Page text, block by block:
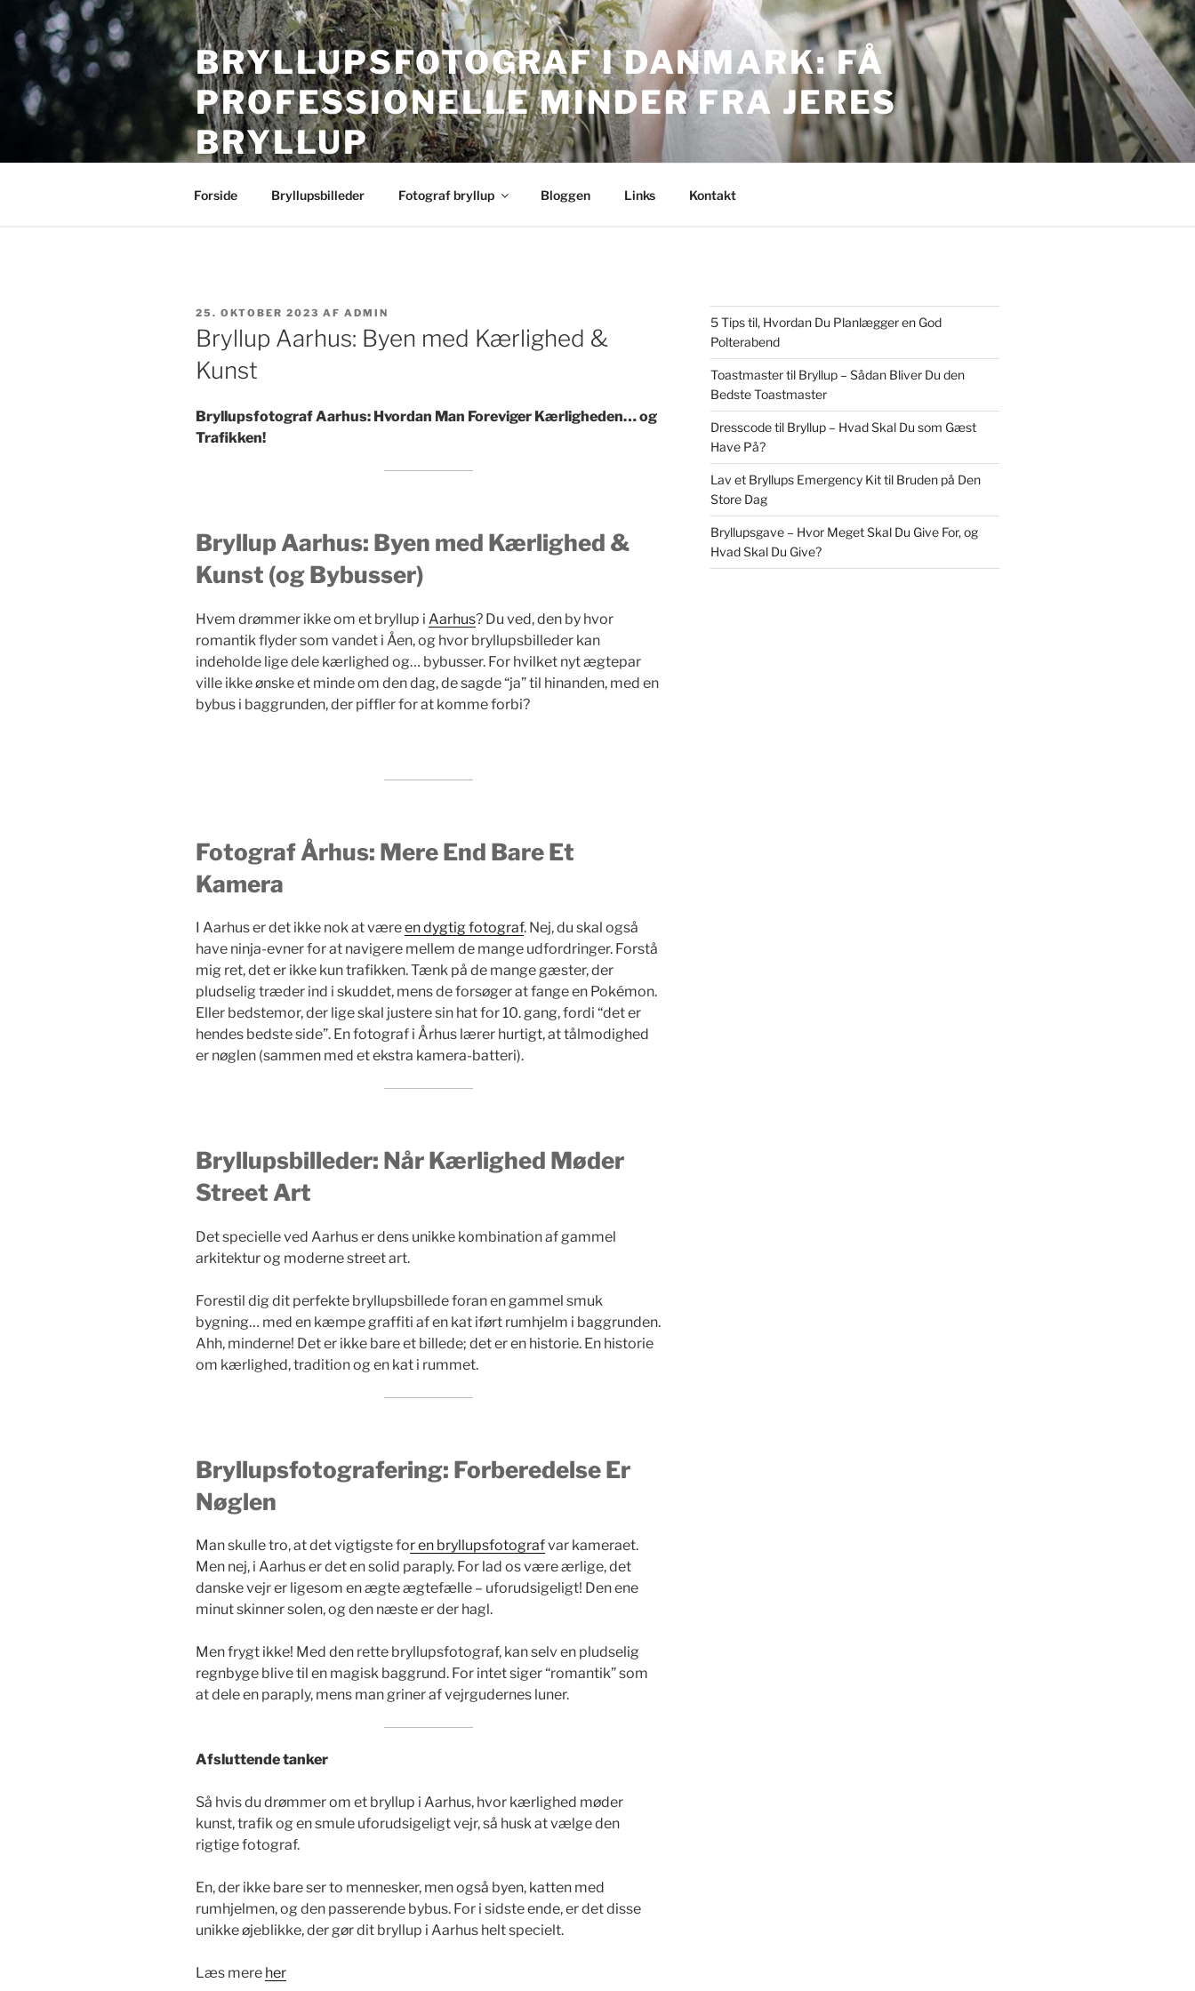
indhold
BRYLLUPSFOTOGRAF I DANMARK: FÅ
PROFESSIONELLE MINDER FRA JERES
BRYLLUP
Forside Bryllupsbilleder Fotograf bryllup Bloggen Links Kontakt
UDGIVET
DEN
25. OKTOBER 2023 AF ADMIN
Bryllup Aarhus: Byen med Kærlighed &
Kunst
Bryllupsfotograf Aarhus: Hvordan Man Foreviger Kærligheden… og
Trafikken!
Bryllup Aarhus: Byen med Kærlighed &
Kunst (og Bybusser)
Hvem drømmer ikke om et bryllup i Aarhus? Du ved, den by hvor
romantik flyder som vandet i Åen, og hvor bryllupsbilleder kan
indeholde lige dele kærlighed og… bybusser. For hvilket nyt ægtepar
ville ikke ønske et minde om den dag, de sagde “ja” til hinanden, med en
bybus i baggrunden, der piffler for at komme forbi?
Fotograf Århus: Mere End Bare Et
Kamera
I Aarhus er det ikke nok at væreen dygtig fotograf. Nej, du skal også
have ninja-evner for at navigere mellem de mange udfordringer. Forstå
mig ret, det er ikke kun trafikken. Tænk på de mange gæster, der
pludselig træder ind i skuddet, mens de forsøger at fange en Pokémon.
Eller bedstemor, der lige skal justere sin hat for 10. gang, fordi “det er
hendes bedste side”. En fotograf i Århus lærer hurtigt, at tålmodighed
er nøglen (sammen med et ekstra kamera-batteri).
Bryllupsbilleder: Når Kærlighed Møder
Street Art
Det specielle ved Aarhus er dens unikke kombination af gammel
arkitektur og moderne street art.
Forestil dig dit perfekte bryllupsbillede foran en gammel smuk
bygning… med en kæmpe graffiti af en kat iført rumhjelm i baggrunden.
Ahh, minderne! Det er ikke bare et billede; det er en historie. En historie
om kærlighed, tradition og en kat i rummet.
Bryllupsfotografering: Forberedelse Er
Nøglen
Man skulle tro, at det vigtigste for en bryllupsfotografvar kameraet.
Men nej, i Aarhus er det en solid paraply. For lad os være ærlige, det
danske vejr er ligesom en ægte ægtefælle – uforudsigeligt! Den ene
minut skinner solen, og den næste er der hagl.
Men frygt ikke! Med den rette bryllupsfotograf, kan selv en pludselig
regnbyge blive til en magisk baggrund. For intet siger “romantik” som
at dele en paraply, mens man griner af vejrgudernes luner.
Afsluttende tanker
Så hvis du drømmer om et bryllup i Aarhus, hvor kærlighed møder
kunst, trafik og en smule uforudsigeligt vejr, så husk at vælge den
rigtige fotograf.
En, der ikke bare ser to mennesker, men også byen, katten med
rumhjelmen, og den passerende bybus. For i sidste ende, er det disse
unikke øjeblikke, der gør dit bryllup i Aarhus helt specielt.
Læs mere her
5 Tips til, Hvordan Du Planlægger en God
Polterabend
Toastmaster til Bryllup – Sådan Bliver Du den
Bedste Toastmaster
Dresscode til Bryllup – Hvad Skal Du som Gæst
Have På?
Lav et Bryllups Emergency Kit til Bruden på Den
Store Dag
Bryllupsgave – Hvor Meget Skal Du Give For, og
Hvad Skal Du Give?